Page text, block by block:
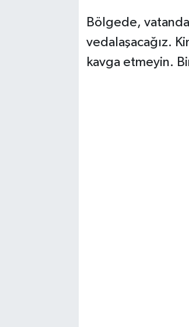
Bölgede,
vedalaşacağız.
kavga etmeyin.